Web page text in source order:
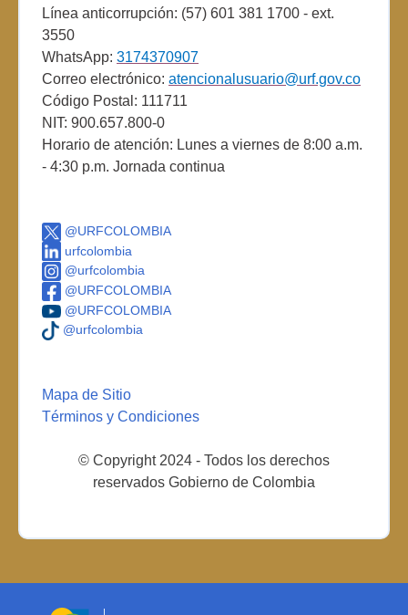
Línea anticorrupción: (57) 601 381 1700 - ext.
3550
WhatsApp: 3174370907
Correo electrónico: atencionalusuario@urf.gov.co
Código Postal: 111711
NIT: 900.657.800-0
Horario de atención: Lunes a viernes de 8:00 a.m.
- 4:30 p.m. Jornada continua
@URFCOLOMBIA
urfcolombia
@urfcolombia
@URFCOLOMBIA
@URFCOLOMBIA
@urfcolombia
Mapa de Sitio
Términos y Condiciones
© Copyright 2024 - Todos los derechos
reservados Gobierno de Colombia